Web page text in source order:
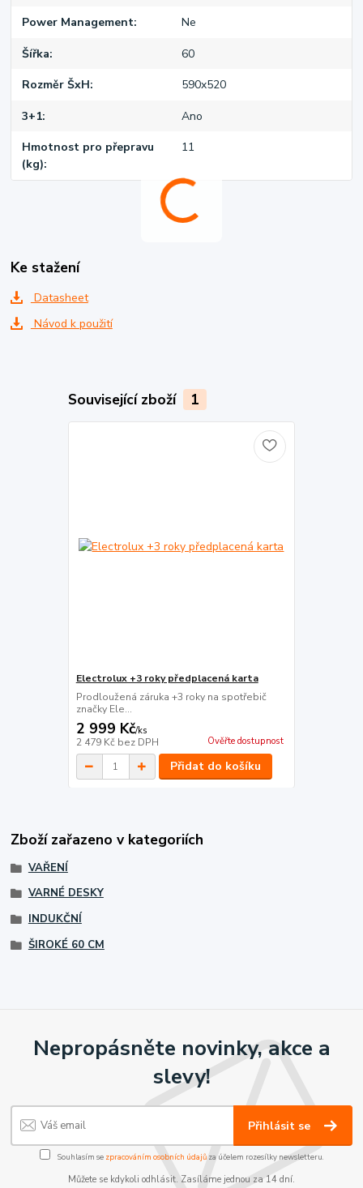
Power Management Ne
Šířka 60
Rozměr ŠxH 590x520
3+1 Ano
Hmotnost pro přepravu
(kg)
11
Ke stažení
Datasheet
Návod k použití
Související zboží 1
Electrolux +3 roky předplacená karta
Prodloužená záruka +3 roky na spotřebič
značky Ele...
2 999 Kč/ks
2 479 Kč bez DPH Ověřte dostupnost
Přidat do košíku
Zboží zařazeno v kategoriích
VAŘENÍ
VARNÉ DESKY
INDUKČNÍ
ŠIROKÉ 60 CM
Nepropásněte novinky, akce a
slevy!
Přihlásit se
Souhlasím se zpracováním osobních údajůza účelem rozesílky newsletteru.
Můžete se kdykoli odhlásit. Zasíláme jednou za 14 dní.